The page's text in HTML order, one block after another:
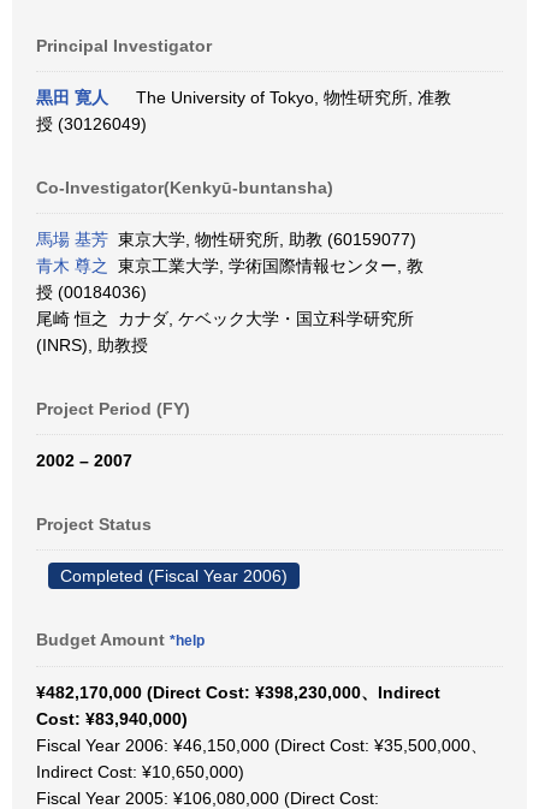
Principal Investigator
黒田 寛人
The University of Tokyo, 物性研究所, 准教
授 (30126049)
Co-Investigator(Kenkyū-buntansha)
馬場 基芳 東京大学, 物性研究所, 助教 (60159077)
青木 尊之
東京工業大学, 学術国際情報センター, 教
授 (00184036)
尾崎 恒之 カナダ, ケベック大学・国立科学研究所
(INRS), 助教授
Project Period (FY)
2002 – 2007
Project Status
Completed (Fiscal Year 2006)
Budget Amount *help
¥482,170,000 (Direct Cost: ¥398,230,000、Indirect
Cost: ¥83,940,000)
Fiscal Year 2006: ¥46,150,000 (Direct Cost: ¥35,500,000、
Indirect Cost: ¥10,650,000)
Fiscal Year 2005: ¥106,080,000 (Direct Cost: